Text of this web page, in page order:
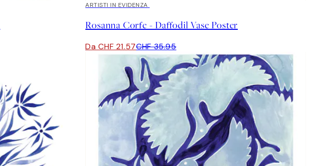
40%*
ARTISTI IN EVIDENZA
Rosanna Corfe - Daffodil Vase Poster
Da CHF 21.57CHF 35.95